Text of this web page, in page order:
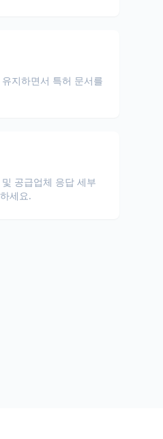
지하면서 특허 문서를
공급업체 응답 세부
세요.